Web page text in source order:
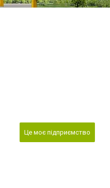
Це моє підприємство